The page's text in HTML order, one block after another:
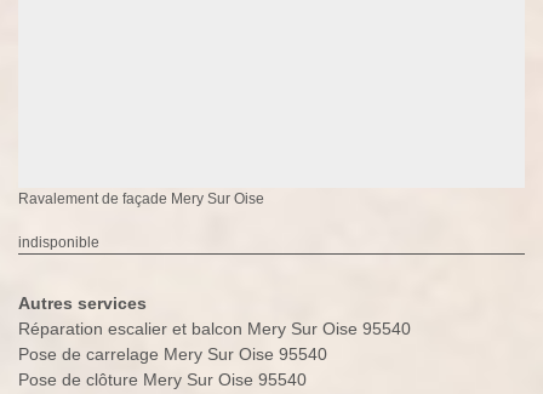
Ravalement de façade Mery Sur Oise
indisponible
Autres services
Réparation escalier et balcon Mery Sur Oise 95540
Pose de carrelage Mery Sur Oise 95540
Pose de clôture Mery Sur Oise 95540